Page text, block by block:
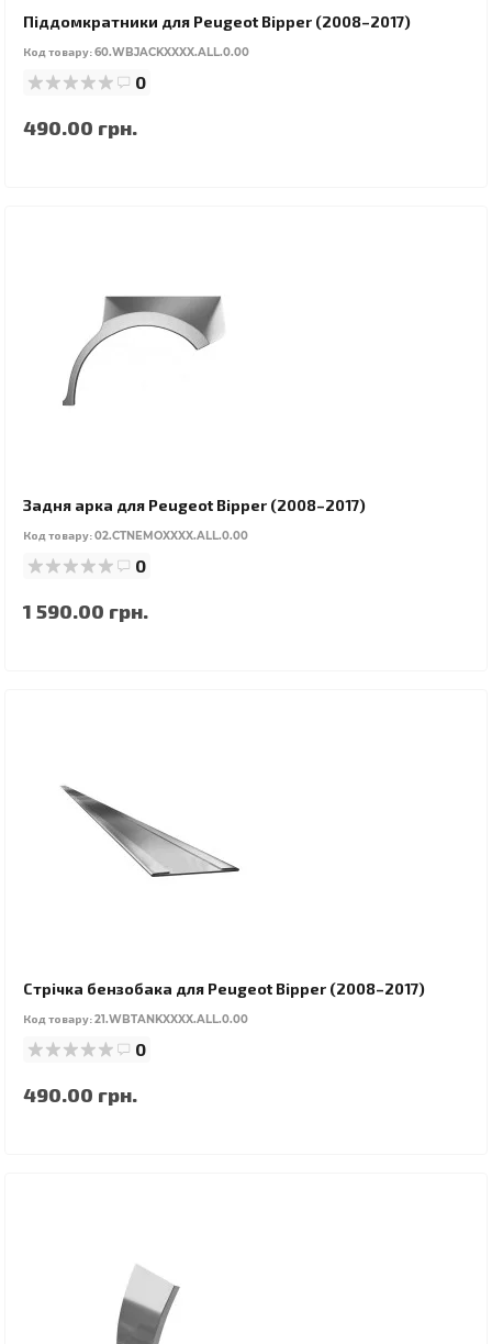
Піддомкратники для Peugeot Bipper (2008–2017)
Код товару:60.WBJACKXXXX.ALL.0.00
0
490.00 грн.
Задня арка для Peugeot Bipper (2008–2017)
Код товару:02.CTNEMOXXXX.ALL.0.00
0
1 590.00 грн.
Стрічка бензобака для Peugeot Bipper (2008–2017)
Код товару:21.WBTANKXXXX.ALL.0.00
0
490.00 грн.